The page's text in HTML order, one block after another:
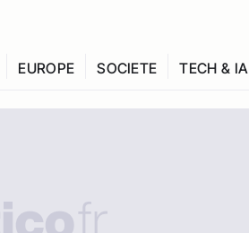
EUROPE SOCIETE TECH & IA